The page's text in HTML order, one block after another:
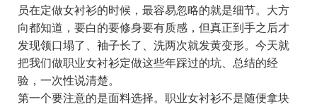
员在定做女衬衫的时候，最容易忽略的就是细节。大方
向都知道，要白的要修身要有质感，但真正到手之后才
发现领口塌了、袖子长了、洗两次就发黄变形。今天就
把我们做职业女衬衫定做这些年踩过的坑、总结的经
验，一次性说清楚。
第一个要注意的是面料选择。职业女衬衫不是随便拿块